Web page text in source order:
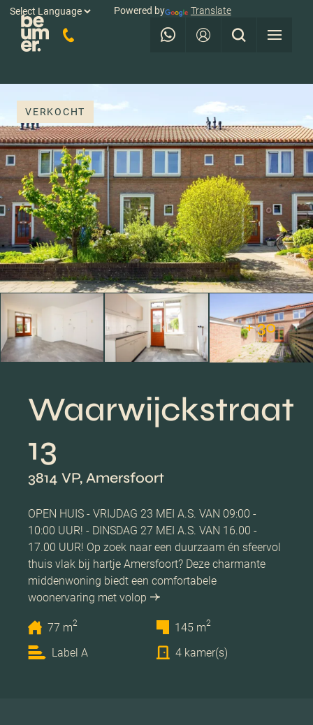
Powered by Translate
VERKOCHT
+ 30
Waarwijckstraat
13
3814 VP, Amersfoort
OPEN HUIS - VRIJDAG 23 MEI A.S. VAN 09:00 -
10:00 UUR! - DINSDAG 27 MEI A.S. VAN 16.00 -
17.00 UUR! Op zoek naar een duurzaam én sfeervol
thuis vlak bij hartje Amersfoort? Deze charmante
middenwoning biedt een comfortabele
woonervaring met volop
77 m2 145 m2
Label A 4 kamer(s)